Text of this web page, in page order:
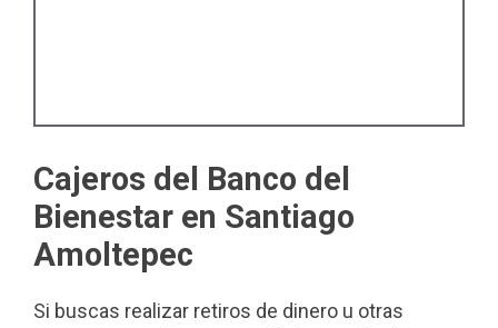
Cajeros del Banco del
Bienestar en Santiago
Amoltepec
Si buscas realizar retiros de dinero u otras